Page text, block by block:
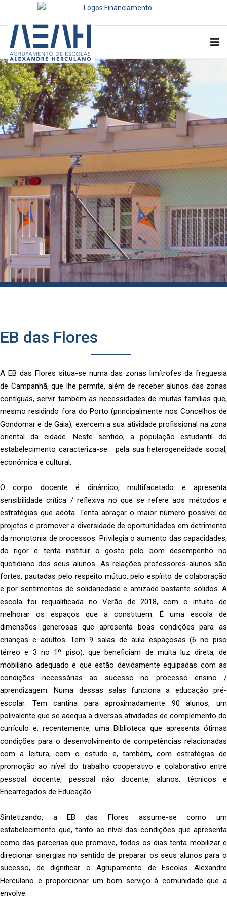
EB das Flores
A EB das Flores situa-se numa das zonas limítrofes da freguesia
de Campanhã, que lhe permite, além de receber alunos das zonas
contíguas, servir também as necessidades de muitas famílias que,
mesmo residindo fora do Porto (principalmente nos Concelhos de
Gondomar e de Gaia), exercem a sua atividade profissional na zona
oriental da cidade. Neste sentido, a população estudantil do
estabelecimento caracteriza-se pela sua heterogeneidade social,
económica e cultural.
O corpo docente é dinâmico, multifacetado e apresenta
sensibilidade crítica / reflexiva no que se refere aos métodos e
estratégias que adota. Tenta abraçar o maior número possível de
projetos e promover a diversidade de oportunidades em detrimento
da monotonia de processos. Privilegia o aumento das capacidades,
do rigor e tenta instituir o gosto pelo bom desempenho no
quotidiano dos seus alunos. As relações professores-alunos são
fortes, pautadas pelo respeito mútuo, pelo espírito de colaboração
e por sentimentos de solidariedade e amizade bastante sólidos. A
escola foi requalificada no Verão de 2018, com o intuito de
melhorar os espaços que a constituem. É uma escola de
dimensões generosas que apresenta boas condições para as
crianças e adultos. Tem 9 salas de aula espaçosas (6 no piso
térreo e 3 no 1º piso), que beneficiam de muita luz direta, de
mobiliário adequado e que estão devidamente equipadas com as
condições necessárias ao sucesso no processo ensino /
aprendizagem. Numa dessas salas funciona a educação pré-
escolar. Tem cantina para aproximadamente 90 alunos, um
polivalente que se adequa a diversas atividades de complemento do
currículo e, recentemente, uma Biblioteca que apresenta ótimas
condições para o desenvolvimento de competências relacionadas
com a leitura, com o estudo e, também, com estratégias de
promoção ao nível do trabalho cooperativo e colaborativo entre
pessoal docente, pessoal não docente, alunos, técnicos e
Encarregados de Educação.
Sintetizando, a EB das Flores assume-se como um
estabelecimento que, tanto ao nível das condições que apresenta
como das parcerias que promove, todos os dias tenta mobilizar e
direcionar sinergias no sentido de preparar os seus alunos para o
sucesso, de dignificar o Agrupamento de Escolas Alexandre
Herculano e proporcionar um bom serviço à comunidade que a
envolve.